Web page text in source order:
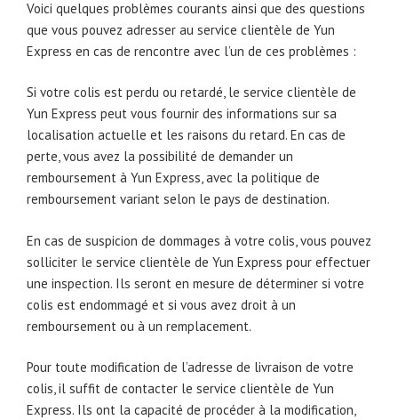
Voici quelques problèmes courants ainsi que des questions
que vous pouvez adresser au service clientèle de Yun
Express en cas de rencontre avec l’un de ces problèmes :
Si votre colis est perdu ou retardé, le service clientèle de
Yun Express peut vous fournir des informations sur sa
localisation actuelle et les raisons du retard. En cas de
perte, vous avez la possibilité de demander un
remboursement à Yun Express, avec la politique de
remboursement variant selon le pays de destination.
En cas de suspicion de dommages à votre colis, vous pouvez
solliciter le service clientèle de Yun Express pour effectuer
une inspection. Ils seront en mesure de déterminer si votre
colis est endommagé et si vous avez droit à un
remboursement ou à un remplacement.
Pour toute modification de l’adresse de livraison de votre
colis, il suffit de contacter le service clientèle de Yun
Express. Ils ont la capacité de procéder à la modification,